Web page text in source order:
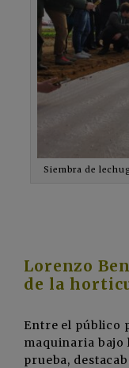
Siembra de
Lorenzo
de la
Entre el público
maquinaria bajo
prueba,